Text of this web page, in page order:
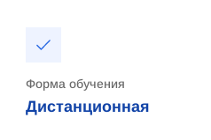
Форма обучения
Дистанционная